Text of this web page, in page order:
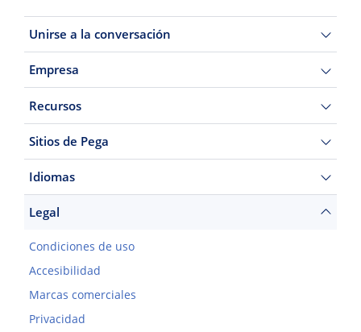
Unirse a la conversación
Empresa
Recursos
Sitios de Pega
Idiomas
Legal
Condiciones de uso
Accesibilidad
Marcas comerciales
Privacidad